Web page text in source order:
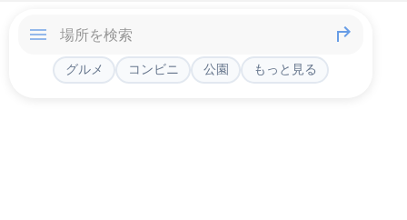
グルメ コンビニ 公園 もっと見る